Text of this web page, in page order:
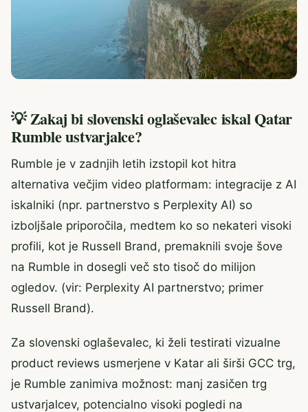
💡 Zakaj bi slovenski oglaševalec iskal Qatar
Rumble ustvarjalce?
Rumble je v zadnjih letih izstopil kot hitra
alternativa večjim video platformam: integracije z AI
iskalniki (npr. partnerstvo s Perplexity AI) so
izboljšale priporočila, medtem ko so nekateri visoki
profili, kot je Russell Brand, premaknili svoje šove
na Rumble in dosegli več sto tisoč do milijon
ogledov. (vir: Perplexity AI partnerstvo; primer
Russell Brand).
Za slovenski oglaševalec, ki želi testirati vizualne
product reviews usmerjene v Katar ali širši GCC trg,
je Rumble zanimiva možnost: manj zasičen trg
ustvarjalcev, potencialno visoki pogledi na